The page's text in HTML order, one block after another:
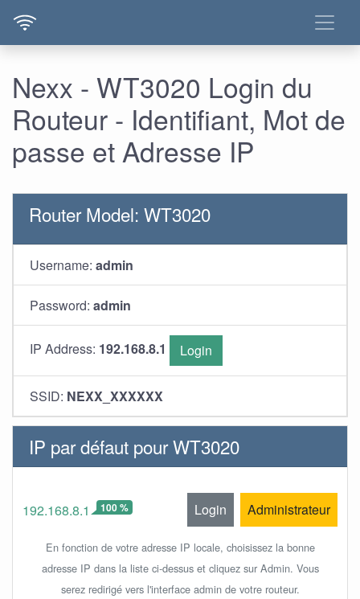
Nexx - WT3020 Login du
Routeur - Identifiant, Mot de
passe et Adresse IP
Router Model: WT3020
Username: admin
Password: admin
IP Address: 192.168.8.1 Login
SSID: NEXX_XXXXXX
IP par défaut pour WT3020
192.168.8.1 100 % Login Administrateur
En fonction de votre adresse IP locale, choisissez la bonne
adresse IP dans la liste ci-dessus et cliquez sur Admin. Vous
serez redirigé vers l'interface admin de votre routeur.